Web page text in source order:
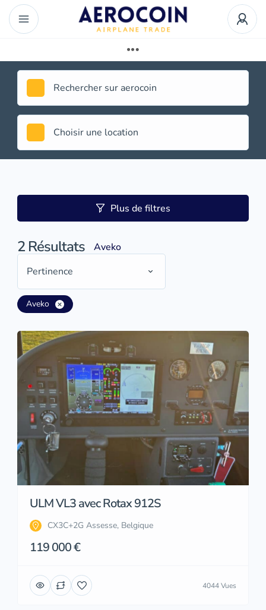
Plus de filtres
2 Résultats
Aveko
Pertinence
Aveko
ULM VL3 avec Rotax 912S
CX3C+2G Assesse, Belgique
119 000 €
4044 Vues